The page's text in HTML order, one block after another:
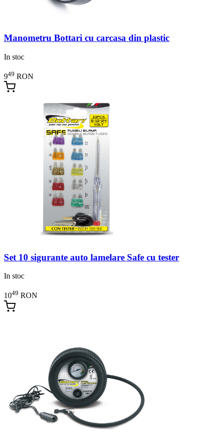
Manometru Bottari cu carcasa din plastic
In stoc
949 RON
Set 10 sigurante auto lamelare Safe cu tester
In stoc
1049 RON